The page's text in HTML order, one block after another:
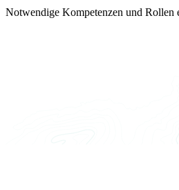
Notwendige Kompetenzen und Rollen